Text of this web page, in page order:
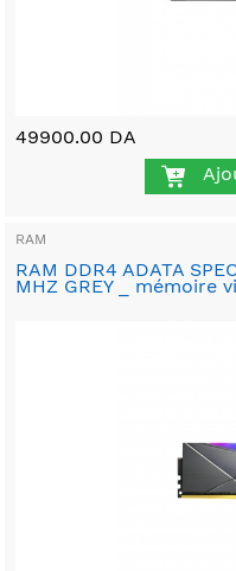
49900.00 DA
RAM
RAM DDR4 ADATA
MHZ GREY _ mémoire